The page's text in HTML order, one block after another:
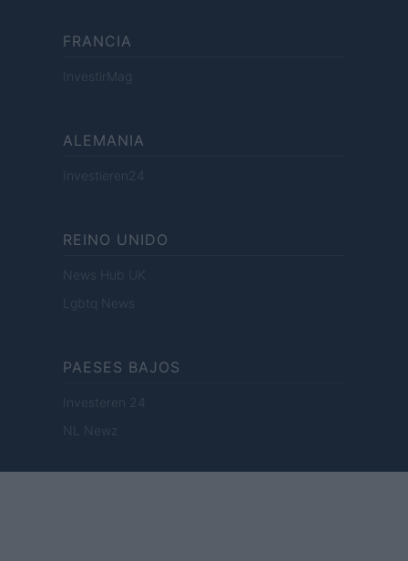
FRANCIA
InvestirMag
ALEMANIA
Investieren24
REINO UNIDO
News Hub UK
Lgbtq News
PAESES BAJOS
Investeren 24
NL Newz